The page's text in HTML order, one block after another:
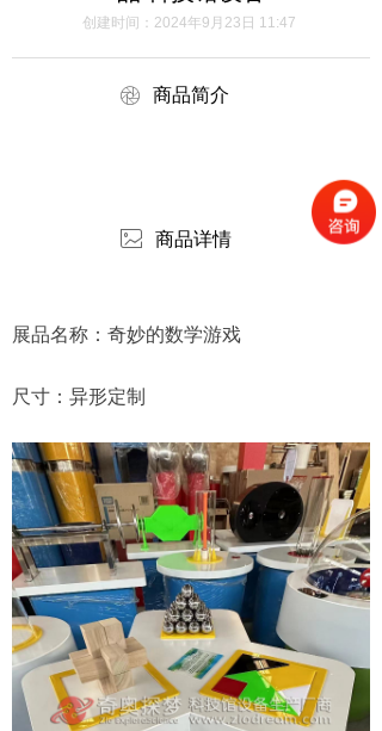
商品简介
创建时间： 2024年9月23日 11:47
商品详情
展品名称：奇妙的数学游戏
尺寸：异形定制
ꁵ
ꂈ